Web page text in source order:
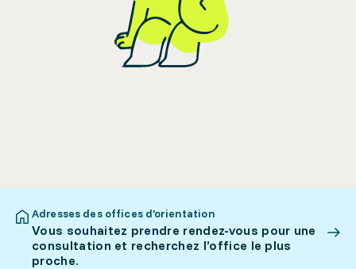
Adresses des offices d’orientation
Vous souhaitez prendre rendez-vous pour une
consultation et recherchez l’office le plus
proche.